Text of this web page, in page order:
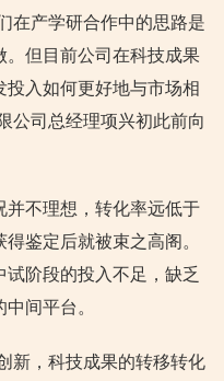
在产学研合作中的思路是
。但目前公司在科技成果
入如何更好地与市场相
公司总经理项兴初此前向
并不理想，转化率远低于
鉴定后就被束之高阁。
阶段的投入不足，缺乏
间平台。
新，科技成果的转移转化